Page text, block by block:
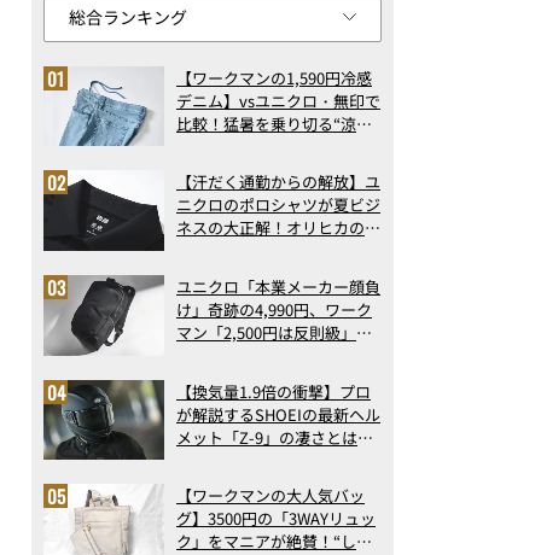
【ワークマンの1,590円冷感
デニム】vsユニクロ・無印で
比較！猛暑を乗り切る“涼感
で決定版
【汗だく通勤からの解放】ユ
ニクロのポロシャツが夏ビジ
ネスの大正解！オリヒカの透
アの実力
ユニクロ「本業メーカー顔負
け」奇跡の4,990円、ワーク
マン「2,500円は反則級」凄
ト3】（2026年6月版）
【換気量1.9倍の衝撃】プロ
が解説するSHOEIの最新ヘル
メット「Z-9」の凄さとは？
ス【ワークマンの大人気バッ
グ】3500円の「3WAYリュッ
ク」をマニアが絶賛！“しご